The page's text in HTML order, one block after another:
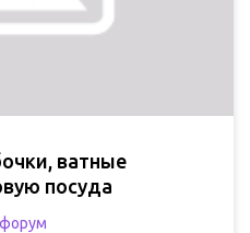
ватные
посуда